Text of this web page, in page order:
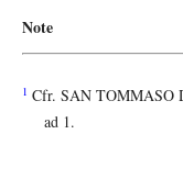
Note
1 Cfr. SAN TOMMASO
ad 1.